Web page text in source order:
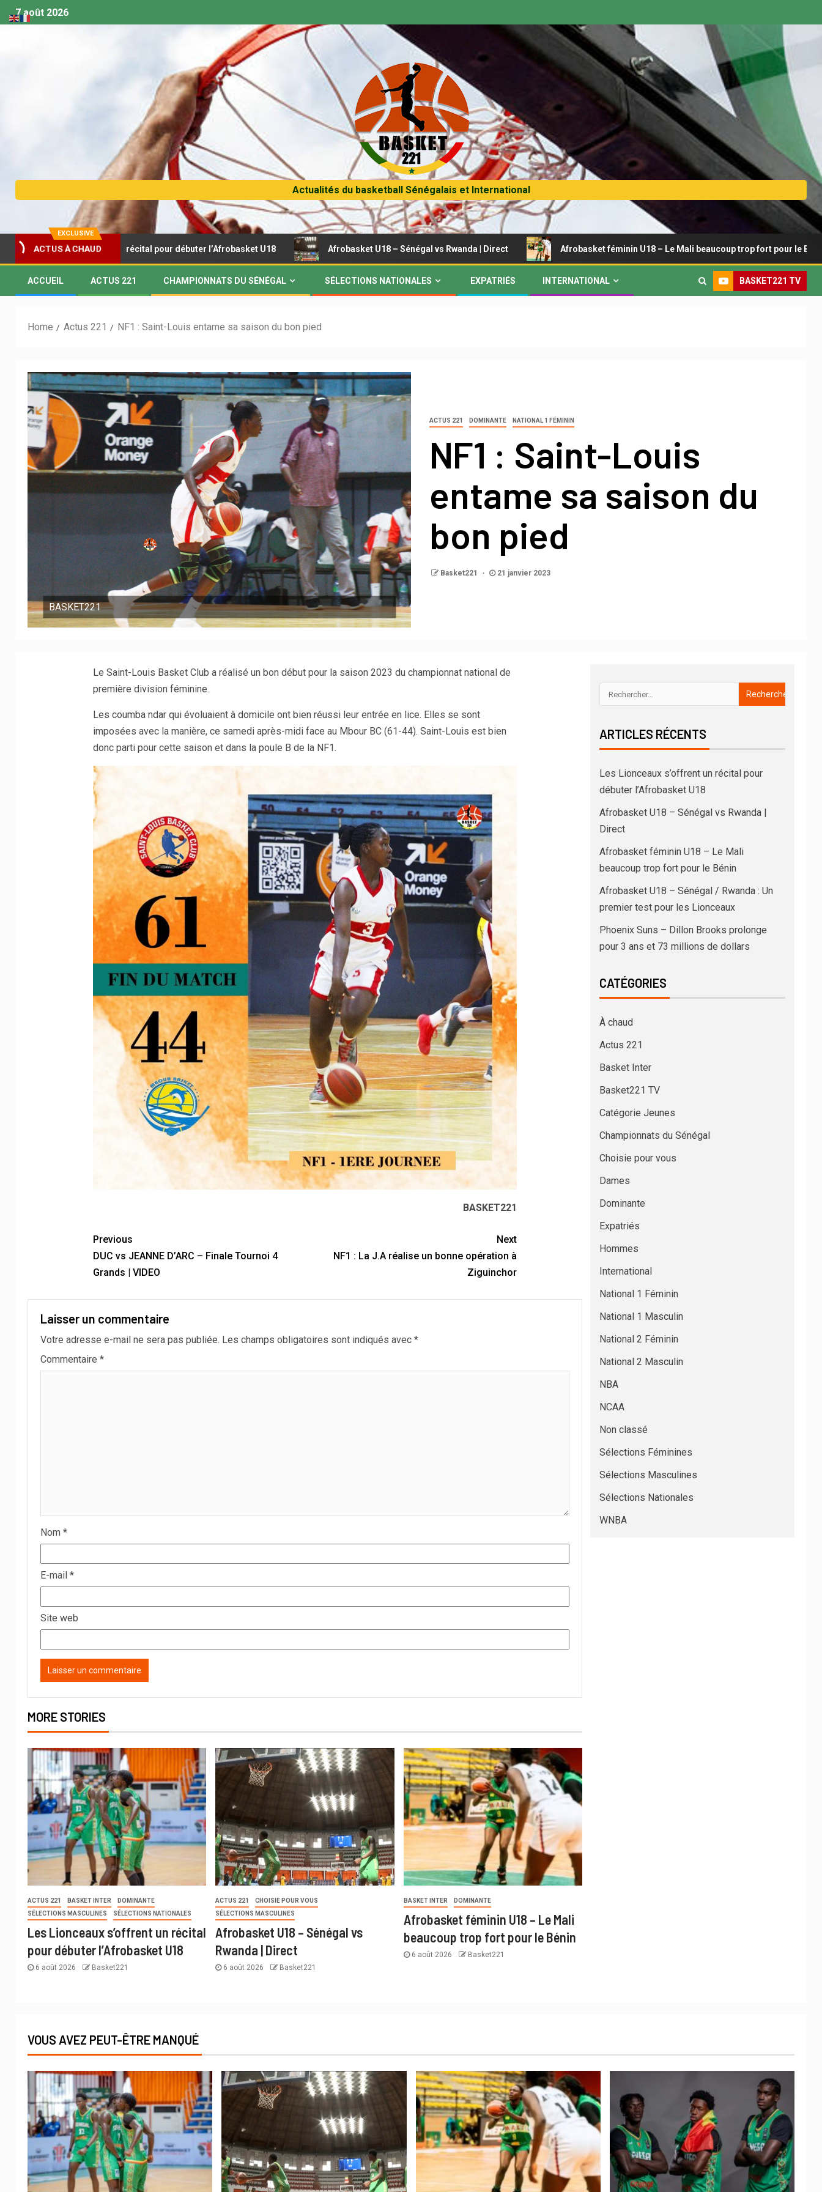
7 août 2026
Actualités du basketball Sénégalais et International
EXCLUSIVE
ACTUS À CHAUD
s’offrent un récital pour débuter l’Afrobasket U18 Afrobasket U18 – Sénégal vs Rwanda | Direct Afrobasket féminin U18 – Le Mali beaucoup trop fort pour le Bénin
ACCUEIL ACTUS 221 CHAMPIONNATS DU SÉNÉGAL SÉLECTIONS NATIONALES EXPATRIÉS INTERNATIONAL BASKET221 TV
Home Actus 221 NF1 : Saint-Louis entame sa saison du bon pied
BASKET221
ACTUS 221 DOMINANTE NATIONAL 1 FÉMININ
NF1 : Saint-Louis
entame sa saison du
bon pied
Basket221 21 janvier 2023
Le Saint-Louis Basket Club a réalisé un bon début pour la saison 2023 du championnat national de
première division féminine.
Les coumba ndar qui évoluaient à domicile ont bien réussi leur entrée en lice. Elles se sont
imposées avec la manière, ce samedi après-midi face au Mbour BC (61-44). Saint-Louis est bien
donc parti pour cette saison et dans la poule B de la NF1.
BASKET221
Previous
DUC vs JEANNE D’ARC – Finale Tournoi 4
Grands | VIDEO
Next
NF1 : La J.A réalise un bonne opération à
Ziguinchor
Laisser un commentaire
Votre adresse e-mail ne sera pas publiée. Les champs obligatoires sont indiqués avec *
Commentaire *
Nom *
E-mail *
Site web
MORE STORIES
ACTUS 221 BASKET INTER
DOMINANTE
SÉLECTIONS MASCULINES
SÉLECTIONS NATIONALES
Les Lionceaux s’offrent un récital
pour débuter l’Afrobasket U18
6 août 2026 Basket221
ACTUS 221
CHOISIE POUR VOUS
SÉLECTIONS MASCULINES
Afrobasket U18 – Sénégal vs
Rwanda | Direct
6 août 2026 Basket221
BASKET INTER DOMINANTE
Afrobasket féminin U18 – Le Mali
beaucoup trop fort pour le Bénin
6 août 2026 Basket221
ARTICLES RÉCENTS
Les Lionceaux s’offrent un récital pour
débuter l’Afrobasket U18
Afrobasket U18 – Sénégal vs Rwanda |
Direct
Afrobasket féminin U18 – Le Mali
beaucoup trop fort pour le Bénin
Afrobasket U18 – Sénégal / Rwanda : Un
premier test pour les Lionceaux
Phoenix Suns – Dillon Brooks prolonge
pour 3 ans et 73 millions de dollars
CATÉGORIES
À chaud
Actus 221
Basket Inter
Basket221 TV
Catégorie Jeunes
Championnats du Sénégal
Choisie pour vous
Dames
Dominante
Expatriés
Hommes
International
National 1 Féminin
National 1 Masculin
National 2 Féminin
National 2 Masculin
NBA
NCAA
Non classé
Sélections Féminines
Sélections Masculines
Sélections Nationales
WNBA
VOUS AVEZ PEUT-ÊTRE MANQUÉ